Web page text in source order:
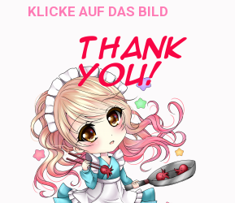
KLICKE AUF DAS BILD